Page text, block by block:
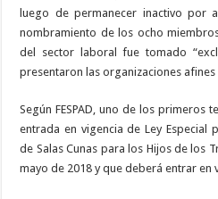
luego de permanecer inactivo por
nombramiento de los ocho
del sector laboral fue tomado
presentaron las organizaciones
Según FESPAD, uno de los primeros
entrada en vigencia de Ley Especial
de Salas Cunas para los Hijos de los
mayo de 2018 y que deberá entrar en